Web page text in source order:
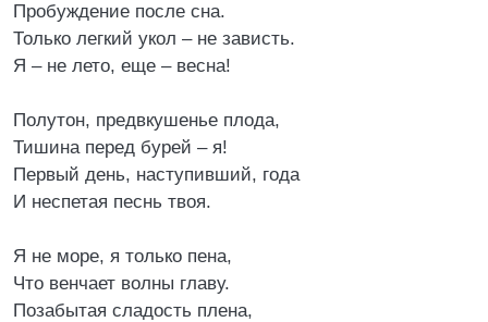
Пробуждение после сна.
Только легкий укол – не зависть.
Я – не лето, еще – весна!
Полутон, предвкушенье плода,
Тишина перед бурей – я!
Первый день, наступивший, года
И неспетая песнь твоя.
Я не море, я только пена,
Что венчает волны главу.
Позабытая сладость плена,